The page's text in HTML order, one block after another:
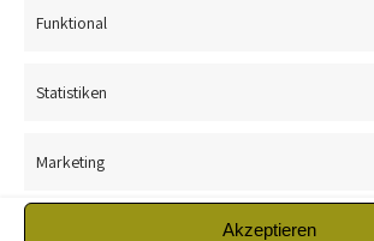
Funktional
Statistiken
Marketing
Akzeptieren
Name*